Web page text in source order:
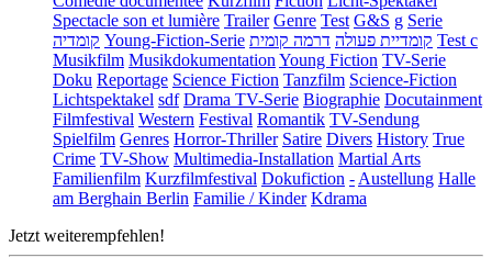
Spectacle son et lumière Trailer Genre Test G&S g Serie
קומדיה Young-Fiction-Serie קומדיית פעולה דרמה קומית
Test c
Musikfilm Musikdokumentation Young Fiction TV-Serie
Doku Reportage Science Fiction Tanzfilm Science-Fiction
Lichtspektakel sdf Drama TV-Serie Biographie Docutainment
Filmfestival Western Festival Romantik TV-Sendung
Spielfilm Genres Horror-Thriller Satire Divers History True
Crime TV-Show Multimedia-Installation Martial Arts
Familienfilm Kurzfilmfestival Dokufiction - Austellung Halle
am Berghain Berlin Familie / Kinder Kdrama
Jetzt weiterempfehlen!